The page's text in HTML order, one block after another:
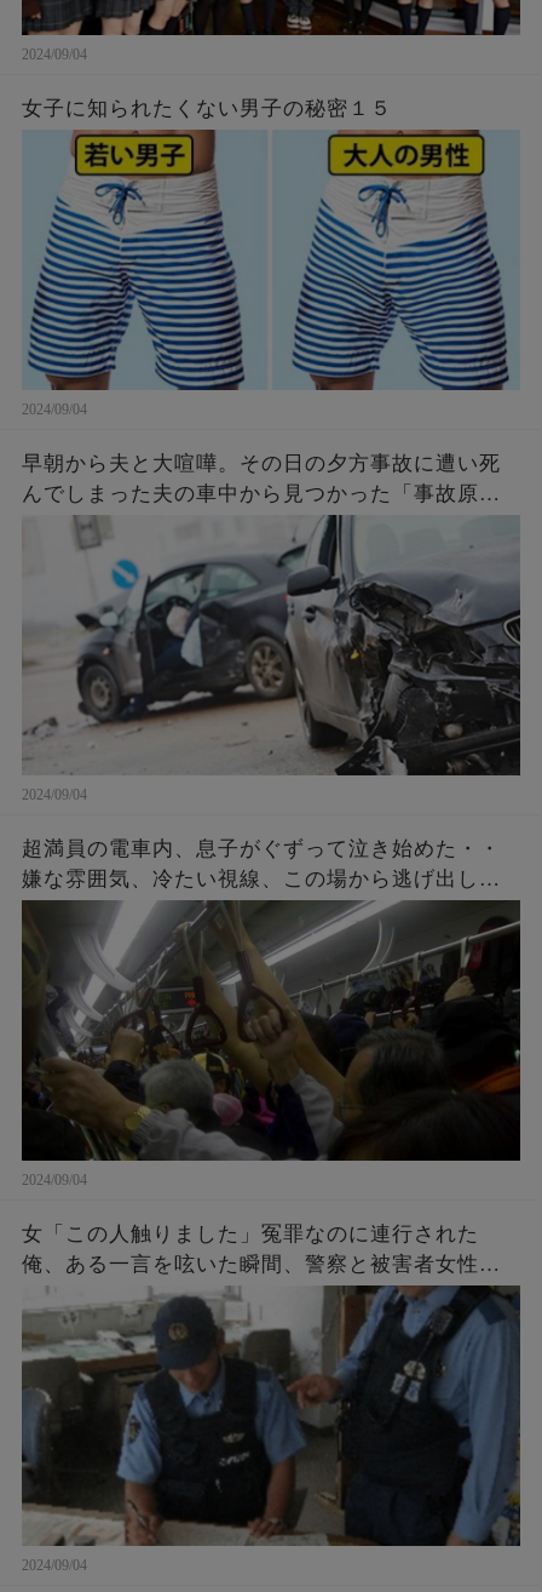
2024/09/04
女子に知られたくない男子の秘密１５
2024/09/04
早朝から夫と大喧嘩。その日の夕方事故に遭い死
んでしまった夫の車中から見つかった「事故原
因」に言葉を失う…
2024/09/04
超満員の電車内、息子がぐずって泣き始めた・・
嫌な雰囲気、冷たい視線、この場から逃げ出した
いと思ったその時、車内の空気を一変すること
が・・・！
2024/09/04
女「この人触りました」冤罪なのに連行された
俺、ある一言を呟いた瞬間、警察と被害者女性が
青ざめた。女「許して…」警察「それだけはご勘
弁を…」
2024/09/04